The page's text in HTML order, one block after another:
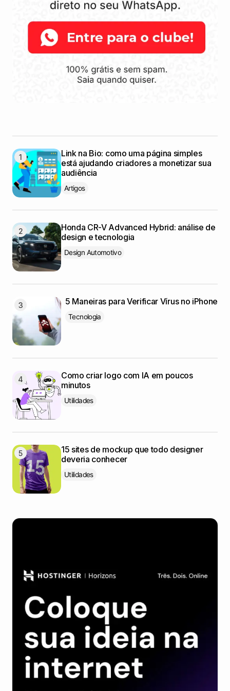
Link na Bio: como uma página simples
está ajudando criadores a monetizar sua
audiência
Artigos
Honda CR-V Advanced Hybrid: análise de
design e tecnologia
Design Automotivo
5 Maneiras para Verificar Vírus no iPhone
Tecnologia
Como criar logo com IA em poucos
minutos
Utilidades
15 sites de mockup que todo designer
deveria conhecer
Utilidades